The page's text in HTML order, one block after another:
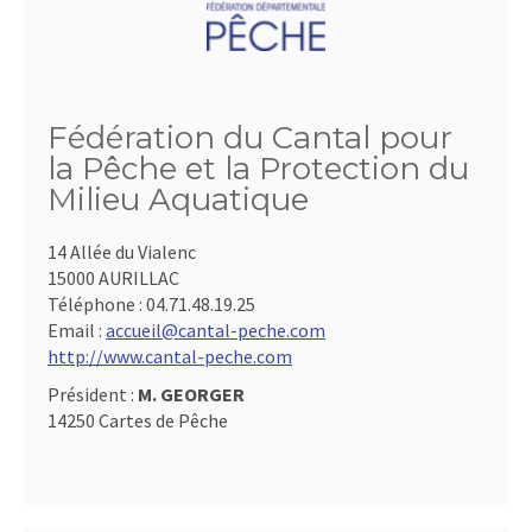
Fédération du Cantal pour
la Pêche et la Protection du
Milieu Aquatique
14 Allée du Vialenc
15000 AURILLAC
Téléphone : 04.71.48.19.25
Email : accueil@cantal-peche.com
http://www.cantal-peche.com
Président : M. GEORGER
14250 Cartes de Pêche